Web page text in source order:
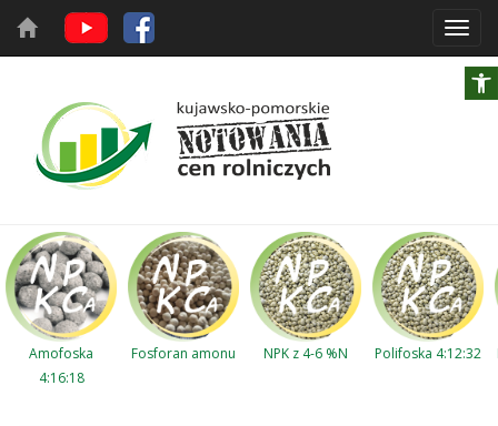
Amofoska
4:16:18
Fosforan amonu NPK z 4-6 %N Polifoska 4:12:32